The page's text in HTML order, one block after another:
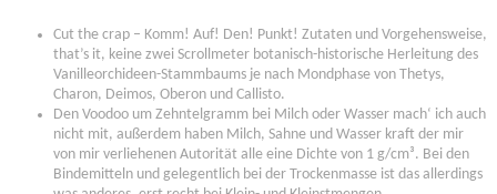
Cut the crap – Komm! Auf! Den! Punkt! Zutaten und Vorgehensweise,
that’s it, keine zwei Scrollmeter botanisch-historische Herleitung des
Vanilleorchideen-Stammbaums je nach Mondphase von Thetys,
Charon, Deimos, Oberon und Callisto.
Den Voodoo um Zehntelgramm bei Milch oder Wasser mach‘ ich auch
nicht mit, außerdem haben Milch, Sahne und Wasser kraft der mir
von mir verliehenen Autorität alle eine Dichte von 1 g/cm³. Bei den
Bindemitteln und gelegentlich bei der Trockenmasse ist das allerdings